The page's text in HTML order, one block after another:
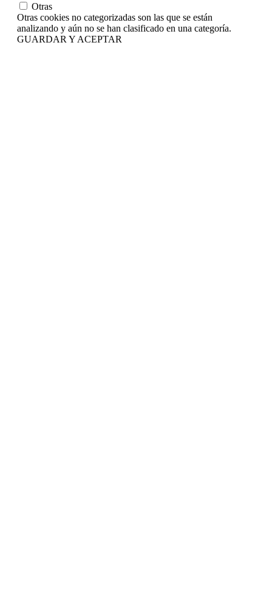
Otras
Otras cookies no categorizadas son las que se están
analizando y aún no se han clasificado en una categoría.
GUARDAR Y ACEPTAR